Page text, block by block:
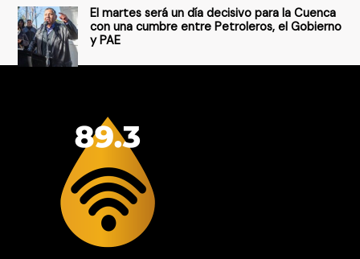
El martes será un día decisivo para la Cuenca
con una cumbre entre Petroleros, el Gobierno
y PAE